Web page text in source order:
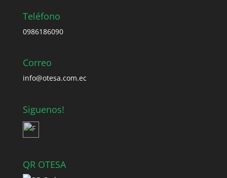
Teléfono
0986186090
Correo
info@otesa.com.ec
Siguenos!
QR OTESA